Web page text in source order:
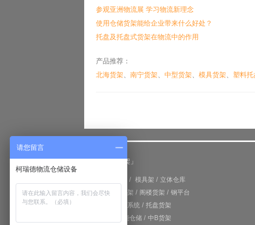
参观亚洲物流展 学习物流新理念
使用仓储货架能给企业带来什么好处？
托盘及托盘式货架在物流中的作用
产品推荐：
北海货架
南宁货架 中型货架 模具货架 塑料托
「仓储货架」
/ 模具架 / 立体仓库
+重力式货架 / 阁楼货架 / 钢平台
仓库输送系统 / 托盘货架
RFID智能仓储 / 中B货架
请您留言
柯瑞德物流仓储设备